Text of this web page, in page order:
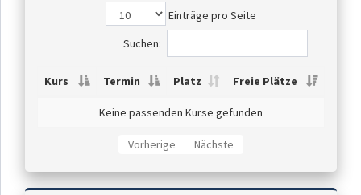
Einträge pro Seite
Suchen:
Kurs Termin Platz Freie Plätze
Keine passenden Kurse gefunden
Vorherige Nächste